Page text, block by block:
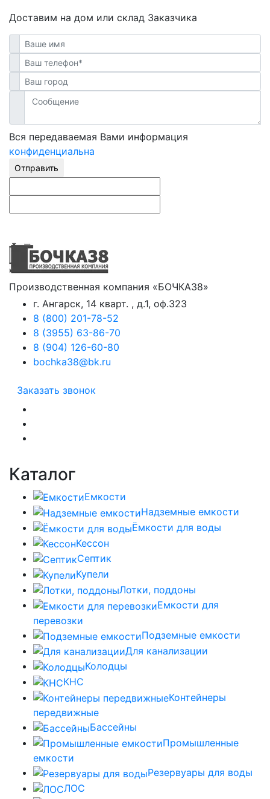
Доставим на дом или склад Заказчика
Вся передаваемая Вами информация
конфиденциальна
Отправить
Производственная компания «БОЧКА38»
г. Ангарск, 14 кварт. , д.1, оф.323
8 (800) 201-78-52
8 (3955) 63-86-70
8 (904) 126-60-80
bochka38@bk.ru
Заказать звонок
Каталог
Емкости
Надземные емкости
Ёмкости для воды
Кессон
Септик
Купели
Лотки, поддоны
Емкости для
перевозки
Подземные емкости
Для канализации
Колодцы
КНС
Контейнеры
передвижные
Бассейны
Промышленные
емкости
Резервуары для воды
ЛОС